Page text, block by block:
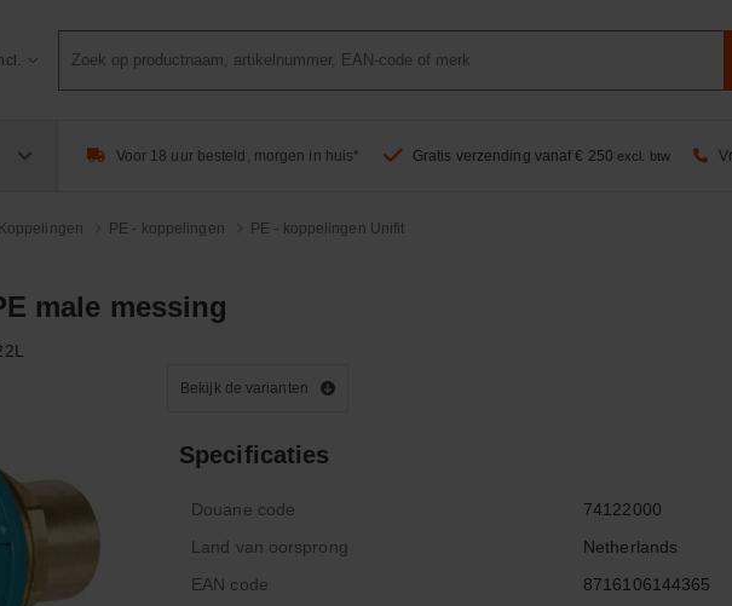
zoeken
Voor 18 uur besteld, morgen in huis* Gratis verzending vanaf € 250 excl. btw
Koppelingen PE - koppelingen PE - koppelingen Unifit
male messing
Bekijk de varianten
Specificaties
Douane code
74122000
Land van oorsprong
Netherlands
EAN code
8716106144365